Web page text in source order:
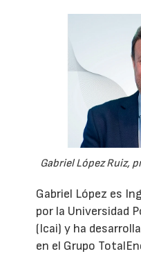
Gabriel López Ruiz,
Gabriel López es
por la Universidad
(Icai) y ha
en el Grupo